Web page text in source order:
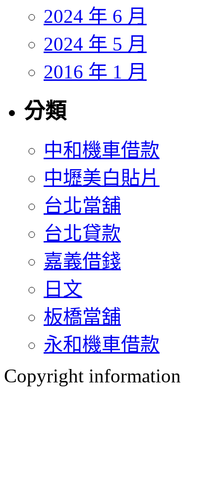
2024 年 6 月
2024 年 5 月
2016 年 1 月
分類
中和機車借款
中壢美白貼片
台北當舖
台北貸款
嘉義借錢
日文
板橋當舖
永和機車借款
Copyright information